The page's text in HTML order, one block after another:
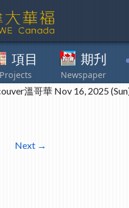
期刋 其他
溫哥華 Nov 16, 2025
Next →